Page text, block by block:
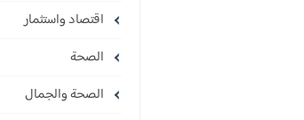
اقتصاد واستثمار
الصحة
الصحة والجمال